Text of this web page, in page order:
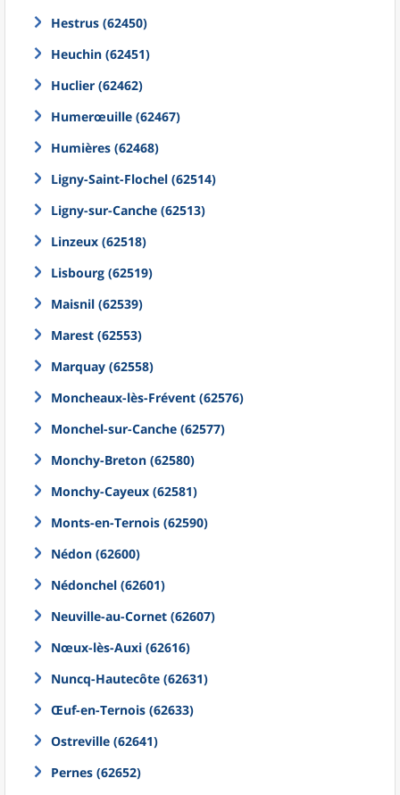
Hestrus (62450)
Heuchin (62451)
Huclier (62462)
Humerœuille (62467)
Humières (62468)
Ligny-Saint-Flochel (62514)
Ligny-sur-Canche (62513)
Linzeux (62518)
Lisbourg (62519)
Maisnil (62539)
Marest (62553)
Marquay (62558)
Moncheaux-lès-Frévent (62576)
Monchel-sur-Canche (62577)
Monchy-Breton (62580)
Monchy-Cayeux (62581)
Monts-en-Ternois (62590)
Nédon (62600)
Nédonchel (62601)
Neuville-au-Cornet (62607)
Nœux-lès-Auxi (62616)
Nuncq-Hautecôte (62631)
Œuf-en-Ternois (62633)
Ostreville (62641)
Pernes (62652)